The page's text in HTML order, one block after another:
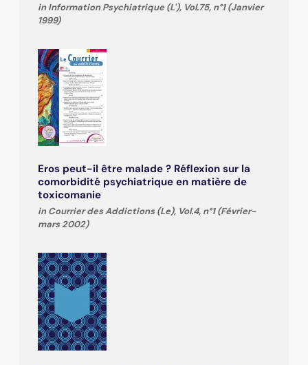
in Information Psychiatrique (L'), Vol.75, n°1 (Janvier
1999)
Eros peut-il être malade ? Réflexion sur la
comorbidité psychiatrique en matière de
toxicomanie
in Courrier des Addictions (Le), Vol.4, n°1 (Février-
mars 2002)